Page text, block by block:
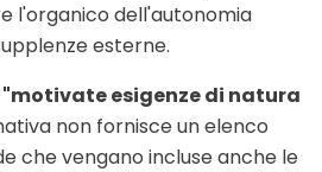
l'organico dell'autonomia
esterne.
"motivate esigenze di natura
non fornisce un elenco
che vengano incluse anche le